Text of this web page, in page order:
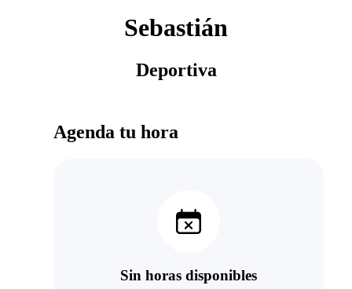
Sebastián
Deportiva
Agenda tu hora
Sin horas disponibles